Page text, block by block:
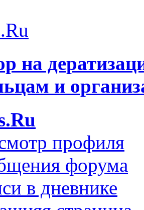
на
и
профиля
форума
в дневнике